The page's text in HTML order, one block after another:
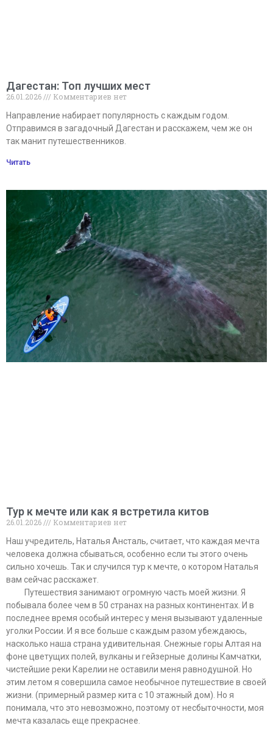
Дагестан: Топ лучших мест
26.01.2026
Комментариев нет
Направление набирает популярность с каждым годом.
Отправимся в загадочный Дагестан и расскажем, чем же он
так манит путешественников.
Читать
Тур к мечте или как я встретила китов
26.01.2026
Комментариев нет
Наш учредитель, Наталья Ансталь, считает, что каждая мечта
человека должна сбываться, особенно если ты этого очень
сильно хочешь. Так и случился тур к мечте, о котором Наталья
вам сейчас расскажет.
⠀⠀⠀Путешествия занимают огромную часть моей жизни. Я
побывала более чем в 50 странах на разных континентах. И в
последнее время особый интерес у меня вызывают удаленные
уголки России. И я все больше с каждым разом убеждаюсь,
насколько наша страна удивительная. Снежные горы Алтая на
фоне цветущих полей, вулканы и гейзерные долины Камчатки,
чистейшие реки Карелии не оставили меня равнодушной. Но
этим летом я совершила самое необычное путешествие в своей
жизни. (примерный размер кита с 10 этажный дом). Но я
понимала, что это невозможно, поэтому от несбыточности, моя
мечта казалась еще прекраснее.